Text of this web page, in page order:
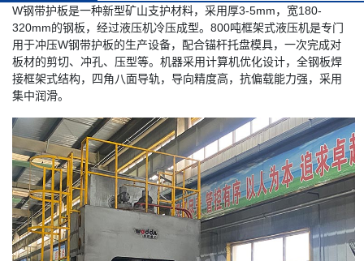
W钢带护板是一种新型矿山支护材料，采用厚3-5mm，宽180-
320mm的钢板，经过液压机冷压成型。800吨框架式液压机是专门
用于冲压W钢带护板的生产设备，配合锚杆托盘模具，一次完成对
板材的剪切、冲孔、压型等。机器采用计算机优化设计，全钢板焊
接框架式结构，四角八面导轨，导向精度高，抗偏载能力强，采用
集中润滑。